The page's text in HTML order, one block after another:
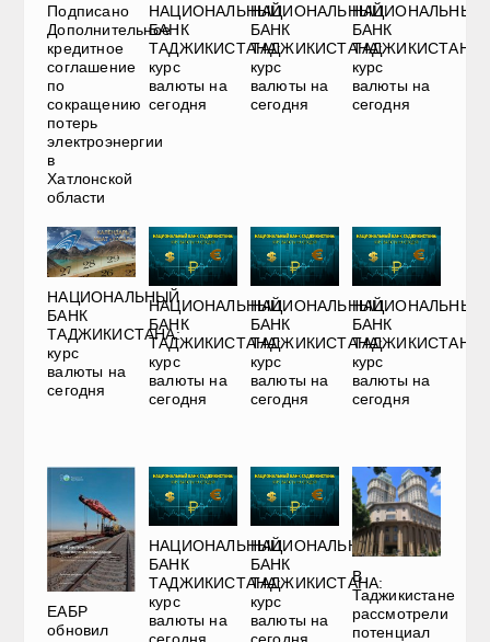
Подписано
Дополнительное
кредитное
соглашение
по
сокращению
потерь
электроэнергии
в
Хатлонской
области
НАЦИОНАЛЬНЫЙ
БАНК
ТАДЖИКИСТАНА:
курс
валюты на
сегодня
НАЦИОНАЛЬНЫЙ
БАНК
ТАДЖИКИСТАНА:
курс
валюты на
сегодня
НАЦИОНАЛЬНЫЙ
БАНК
ТАДЖИКИСТАНА:
курс
валюты на
сегодня
НАЦИОНАЛЬНЫЙ
БАНК
ТАДЖИКИСТАНА:
курс
валюты на
сегодня
НАЦИОНАЛЬНЫЙ
БАНК
ТАДЖИКИСТАНА:
курс
валюты на
сегодня
НАЦИОНАЛЬНЫЙ
БАНК
ТАДЖИКИСТАНА:
курс
валюты на
сегодня
НАЦИОНАЛЬНЫЙ
БАНК
ТАДЖИКИСТАНА:
курс
валюты на
сегодня
ЕАБР
обновил
НАЦИОНАЛЬНЫЙ
БАНК
ТАДЖИКИСТАНА:
курс
валюты на
НАЦИОНАЛЬНЫЙ
БАНК
ТАДЖИКИСТАНА:
курс
валюты на
В
Таджикистане
рассмотрели
потенциал